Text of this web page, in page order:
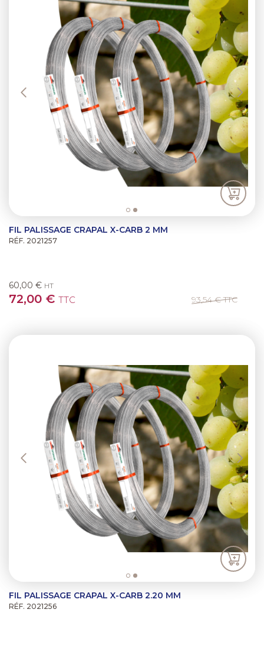
FIL PALISSAGE CRAPAL X-CARB 2 MM
RÉF. 2021257
60,00 € HT
72,00 € TTC 93,54 €TTC
FIL PALISSAGE CRAPAL X-CARB 2.20 MM
RÉF. 2021256